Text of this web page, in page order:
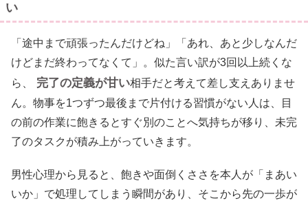
い
「途中まで頑張ったんだけどね」「あれ、あと少しなんだ
けどまだ終わってなくて」。似た言い訳が3回以上続くな
ら、
完了の定義が甘い相手だと考えて差し支えありませ
ん。物事を1つずつ最後まで片付ける習慣がない人は、目
の前の作業に飽きるとすぐ別のことへ気持ちが移り、未完
了のタスクが積み上がっていきます。
男性心理から見ると、飽きや面倒くささを本人が「まあい
いか」で処理してしまう瞬間があり、そこから先の一歩が